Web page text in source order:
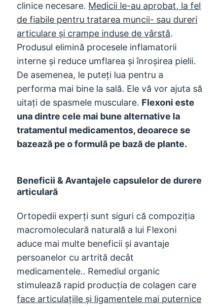
clinice necesare. Medicii le-au aprobat, la fel
de fiabile pentru tratarea muncii- sau dureri
articulare și crampe induse de vârstă.
Produsul elimină procesele inflamatorii
interne și reduce umflarea și înroșirea pielii.
De asemenea, le puteți lua pentru a
performa mai bine la sală. Ele vă vor ajuta să
uitați de spasmele musculare. Flexoni este
una dintre cele mai bune alternative la
tratamentul medicamentos, deoarece se
bazează pe o formulă pe bază de plante.
Beneficii & Avantajele capsulelor de durere
articulară
Ortopedii experți sunt siguri că compoziția
macromoleculară naturală a lui Flexoni
aduce mai multe beneficii și avantaje
persoanelor cu artrită decât
medicamentele.. Remediul organic
stimulează rapid producția de colagen care
face articulațiile și ligamentele mai puternice